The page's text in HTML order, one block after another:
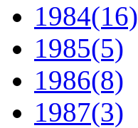
1984(16)
1985(5)
1986(8)
1987(3)